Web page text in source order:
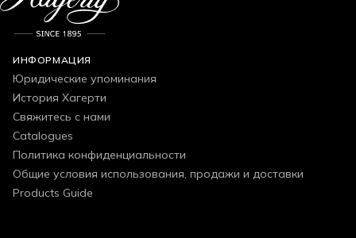
ИНФОРМАЦИЯ
Юридические упоминания
История Хагерти
Свяжитесь с нами
Catalogues
Политика конфиденциальности
Общие условия использования, продажи и доставки
Products Guide